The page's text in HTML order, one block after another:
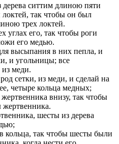
ситтим длиною пяти
так чтобы он был
трех локтей.
углах его, так чтобы роги
его медью.
высыпания в них пепла, и
и угольницы; все
меди.
сетки, из меди, и сделай на
четыре кольца медных;
внизу, так чтобы
жертвенника.
шесты из дерева
кольца, так чтобы шесты были